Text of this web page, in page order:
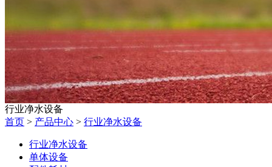
行业净水设备
首页 > 产品中心 > 行业净水设备
行业净水设备
单体设备